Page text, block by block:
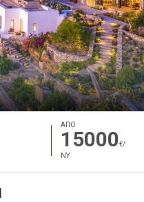
ΑΠΟ
15000€/
ΝΥ